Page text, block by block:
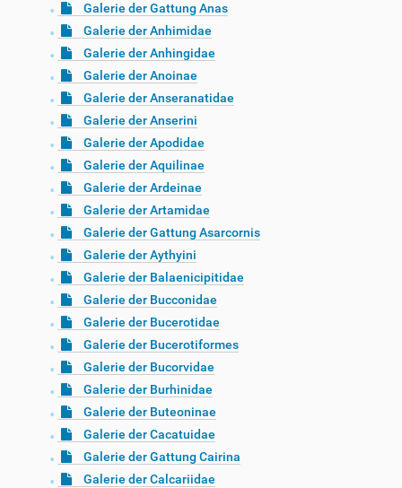
Galerie der Gattung Anas
Galerie der Anhimidae
Galerie der Anhingidae
Galerie der Anoinae
Galerie der Anseranatidae
Galerie der Anserini
Galerie der Apodidae
Galerie der Aquilinae
Galerie der Ardeinae
Galerie der Artamidae
Galerie der Gattung Asarcornis
Galerie der Aythyini
Galerie der Balaenicipitidae
Galerie der Bucconidae
Galerie der Bucerotidae
Galerie der Bucerotiformes
Galerie der Bucorvidae
Galerie der Burhinidae
Galerie der Buteoninae
Galerie der Cacatuidae
Galerie der Gattung Cairina
Galerie der Calcariidae